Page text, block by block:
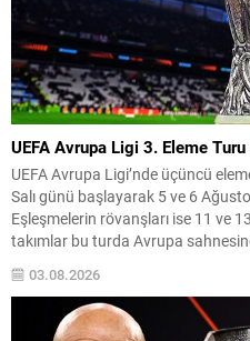
UEFA Avrupa Ligi 3. Eleme
UEFA Avrupa Ligi’nde üçüncü
Salı günü başlayarak 5 ve 6
Eşleşmelerin rövanşları ise 11 ve
takımlar bu turda Avrupa
mücadele edecekler. Beşiktaş, bu
Kralove ile eşleşti ve ilk maçını...
03.08.2026